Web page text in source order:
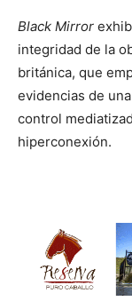
Black Mirror
integridad de la
británica, que
evidencias de
control
hiperconexión.